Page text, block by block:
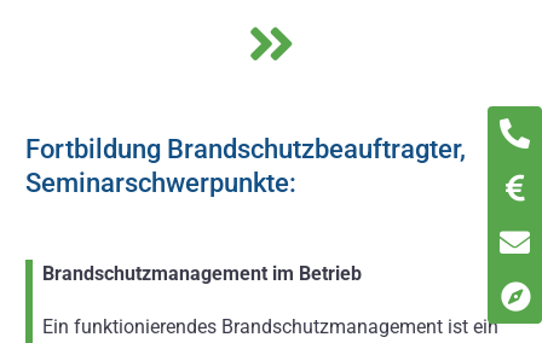
Fortbildung Brandschutzbeauftragter,
Seminarschwerpunkte:
Brandschutzmanagement im Betrieb
Ein funktionierendes Brandschutzmanagement ist ein